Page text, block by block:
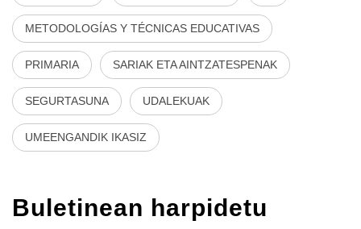
METODOLOGÍAS Y TÉCNICAS EDUCATIVAS
PRIMARIA SARIAK ETA AINTZATESPENAK
SEGURTASUNA UDALEKUAK
UMEENGANDIK IKASIZ
Buletinean harpidetu